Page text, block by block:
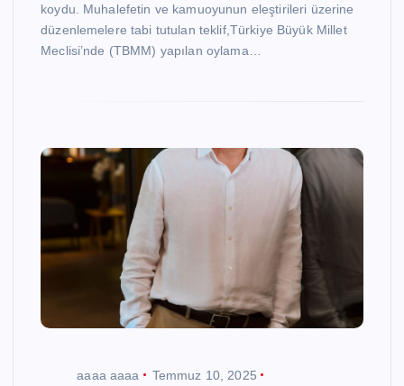
koydu. Muhalefetin ve kamuoyunun eleştirileri üzerine
düzenlemelere tabi tutulan teklif,Türkiye Büyük Millet
Meclisi’nde (TBMM) yapılan oylama…
aaaa aaaa
Temmuz 10, 2025